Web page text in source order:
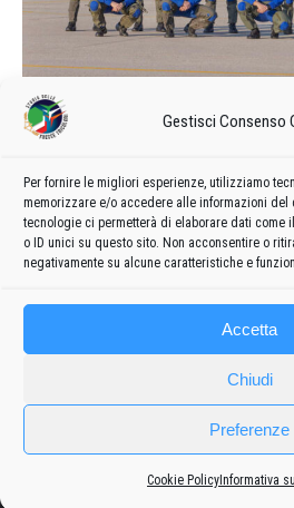
Gestisci Consenso
Per fornire le migliori esperienze, utilizziamo
memorizzare e/o accedere alle informazioni
tecnologie ci permetterà di elaborare dati come
o ID unici su questo sito. Non acconsentire o
negativamente su alcune caratteristiche e
Accetta
Chiudi
Preferenze
Cookie Policy Informativa
Calendario delle
formazione del 2022
admin8235 21 Dicembre 2021
Formazione 2022 e calendario delle
Frecce Tricolori
Frecce